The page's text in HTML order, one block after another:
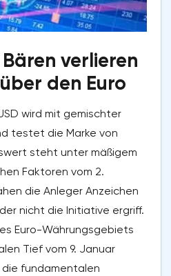
Bären verlieren
den Euro
wird mit gemischter
testet die Marke von
steht unter mäßigem
Faktoren vom 2.
die Anleger Anzeichen
nicht die Initiative ergriff.
Euro-Währungsgebiets
Tief vom 9. Januar
fundamentalen